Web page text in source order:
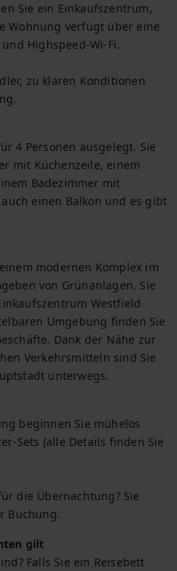
Sie ein Einkaufszentrum,
Wohnung verfügt über eine
Highspeed-Wi-Fi.
zu klaren Konditionen
4 Personen ausgelegt. Sie
mit Küchenzeile, einem
Badezimmer mit
einen Balkon und es gibt
modernen Komplex im
von Grünanlagen. Sie
Westfield
Umgebung finden Sie
Dank der Nähe zur
Verkehrsmitteln sind Sie
unterwegs.
beginnen Sie mühelos
Sets (alle Details finden Sie
die Übernachtung? Sie
Buchung.
gilt
Falls Sie ein Reisebett